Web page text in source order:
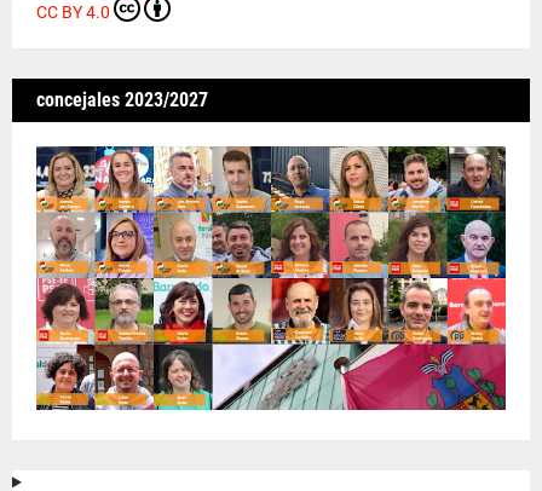
CC BY 4.0
concejales 2023/2027